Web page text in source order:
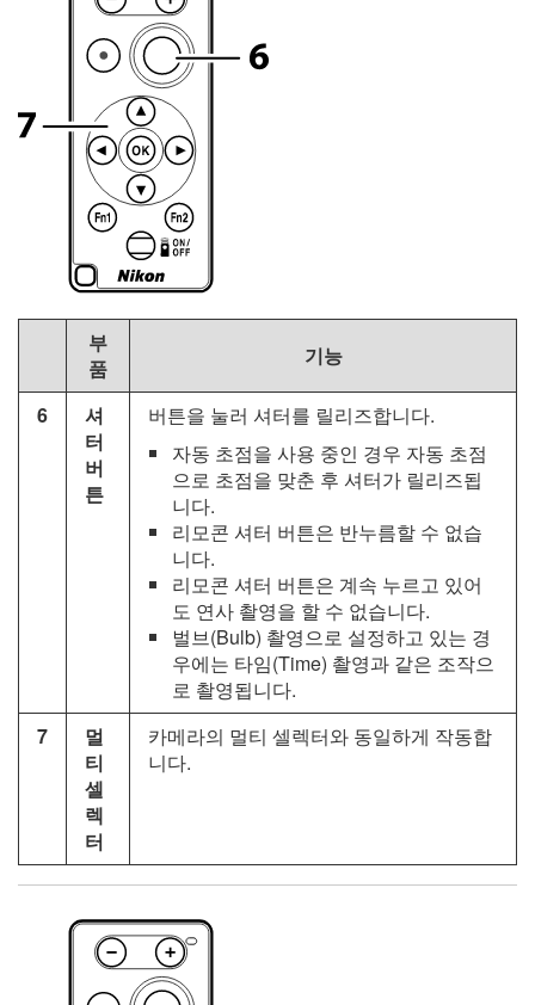
부
품
기능
6
셔
터
버
튼
버튼을 눌러 셔터를 릴리즈합니다.
자동 초점을 사용 중인 경우 자동 초점
으로 초점을 맞춘 후 셔터가 릴리즈됩
니다.
리모콘 셔터 버튼은 반누름할 수 없습
니다.
리모콘 셔터 버튼은 계속 누르고 있어
도 연사 촬영을 할 수 없습니다.
벌브(Bulb) 촬영으로 설정하고 있는 경
우에는 타임(Time) 촬영과 같은 조작으
로 촬영됩니다.
7
멀
티
셀
렉
터
카메라의 멀티 셀렉터와 동일하게 작동합
니다.